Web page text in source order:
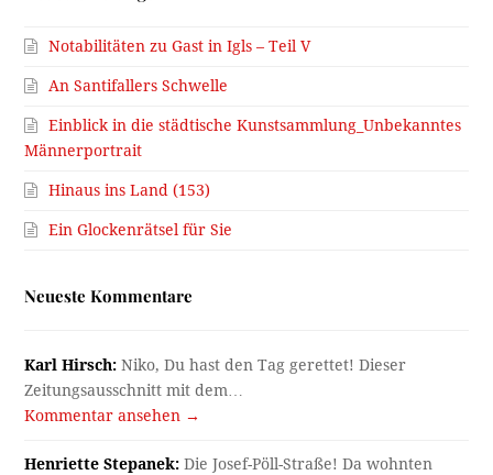
Notabilitäten zu Gast in Igls – Teil V
An Santifallers Schwelle
Einblick in die städtische Kunstsammlung_Unbekanntes
Männerportrait
Hinaus ins Land (153)
Ein Glockenrätsel für Sie
Neueste Kommentare
Karl Hirsch: Niko, Du hast den Tag gerettet! Dieser
Zeitungsausschnitt mit dem…
Kommentar ansehen →
Henriette Stepanek: Die Josef-Pöll-Straße! Da wohnten